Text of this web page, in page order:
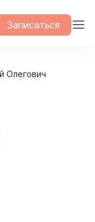
Записаться
Олегович